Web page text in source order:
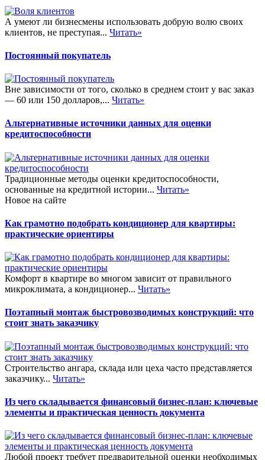
А умеют ли бизнесмены использовать добрую волю своих
клиентов, не преступая... Читать»
Постоянный покупатель
Вне зависимости от того, сколько в среднем стоит у вас заказ
— 60 или 150 долларов,... Читать»
Альтернативные источники данных для оценки
кредитоспособности
Традиционные методы оценки кредитоспособности,
основанные на кредитной истории... Читать»
Новое на сайте
Как грамотно подобрать кондиционер для квартиры:
практические ориентиры
Комфорт в квартире во многом зависит от правильного
микроклимата, а кондиционер... Читать»
Поэтапный монтаж быстровозводимых конструкций: что
стоит знать заказчику
Строительство ангара, склада или цеха часто представляется
заказчику... Читать»
Из чего складывается финансовый бизнес-план: ключевые
элементы и практическая ценность документа
Любой проект требует предварительной оценки необходимых